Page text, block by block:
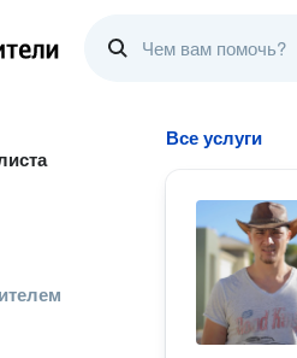
Все услуги